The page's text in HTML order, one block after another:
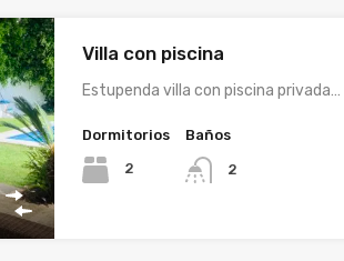
Villa con piscina
Estupenda villa con piscina privada…
Dormitorios
2
Baños
2